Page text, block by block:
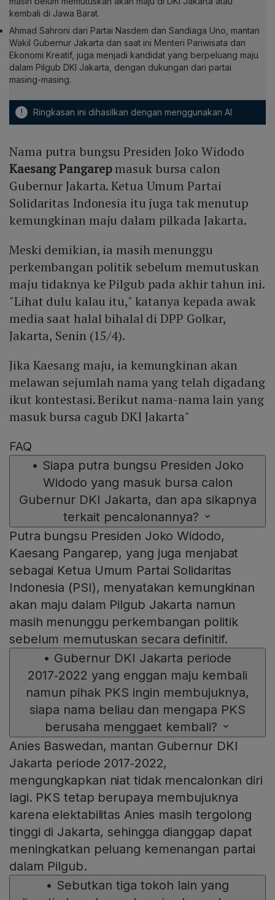
kembali di Jawa Barat.
Ahmad Sahroni dari Partai Nasdem dan Sandiaga Uno, mantan
Wakil Gubernur Jakarta dan saat ini Menteri Pariwisata dan
Ekonomi Kreatif, juga menjadi kandidat yang berpeluang maju
dalam Pilgub DKI Jakarta, dengan dukungan dari partai
masing-masing.
! Ringkasan ini dihasilkan dengan menggunakan AI
Nama putra bungsu Presiden Joko Widodo
Kaesang Pangarepmasuk bursa calon
Gubernur Jakarta. Ketua Umum Partai
Solidaritas Indonesia itu juga tak menutup
kemungkinan maju dalam pilkada Jakarta.
Meski demikian, ia masih menunggu
perkembangan politik sebelum memutuskan
maju tidaknya ke Pilgub pada akhir tahun ini.
"Lihat dulu kalau itu," katanya kepada awak
media saat halal bihalal di DPP Golkar,
Jakarta, Senin (15/4).
Jika Kaesang maju, ia kemungkinan akan
melawan sejumlah nama yang telah digadang
ikut kontestasi. Berikut nama-nama lain yang
masuk bursa cagub DKI Jakarta"
FAQ
• Siapa putra bungsu Presiden Joko
Widodo yang masuk bursa calon
Gubernur DKI Jakarta, dan apa sikapnya
terkait pencalonannya?
Putra bungsu Presiden Joko Widodo,
Kaesang Pangarep, yang juga menjabat
sebagai Ketua Umum Partai Solidaritas
Indonesia (PSI), menyatakan kemungkinan
akan maju dalam Pilgub Jakarta namun
masih menunggu perkembangan politik
sebelum memutuskan secara definitif.
• Gubernur DKI Jakarta periode
2017‑2022 yang enggan maju kembali
namun pihak PKS ingin membujuknya,
siapa nama beliau dan mengapa PKS
berusaha menggaet kembali?
Anies Baswedan, mantan Gubernur DKI
Jakarta periode 2017‑2022,
mengungkapkan niat tidak mencalonkan diri
lagi. PKS tetap berupaya membujuknya
karena elektabilitas Anies masih tergolong
tinggi di Jakarta, sehingga dianggap dapat
meningkatkan peluang kemenangan partai
dalam Pilgub.
• Sebutkan tiga tokoh lain yang